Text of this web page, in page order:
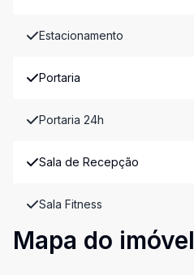
Estacionamento
Portaria
Portaria 24h
Sala de Recepção
Sala Fitness
Mapa do imóvel